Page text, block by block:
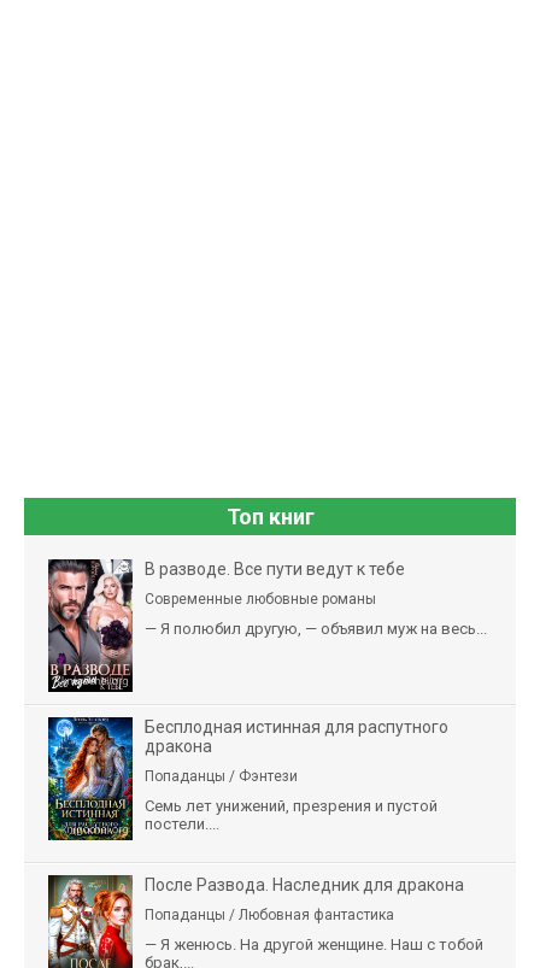
Топ книг
В разводе. Все пути ведут к тебе
Современные любовные романы
— Я полюбил другую, — объявил муж на весь...
Бесплодная истинная для распутного
дракона
Попаданцы / Фэнтези
Семь лет унижений, презрения и пустой
постели....
После Развода. Наследник для дракона
Попаданцы / Любовная фантастика
— Я женюсь. На другой женщине. Наш с тобой
брак,...